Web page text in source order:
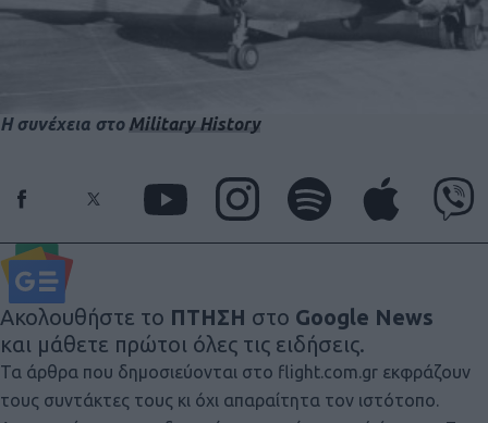
Η συνέχεια στο Military History
Ακολουθήστε το ΠΤΗΣΗ στο Google News
και μάθετε πρώτοι όλες τις ειδήσεις.
Τα άρθρα που δημοσιεύονται στο flight.com.gr εκφράζουν
τους συντάκτες τους κι όχι απαραίτητα τον ιστότοπο.